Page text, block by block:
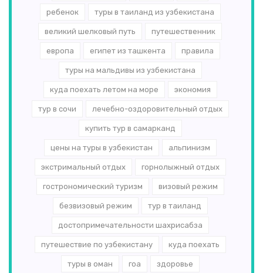
ребенок туры в таиланд из узбекистана
великий шелковый путь путешественник
европа египет из ташкента правила
туры на мальдивы из узбекистана
куда поехать летом на море экономия
тур в сочи лечебно-оздоровительный отдых
купить тур в самарканд
цены на туры в узбекистан альпинизм
экстримальный отдых горнолыжный отдых
гострономический туризм визовый режим
безвизовый режим тур в таиланд
достопримечательности шахрисабза
путешествие по узбекистану куда поехать
туры в оман гоа здоровье